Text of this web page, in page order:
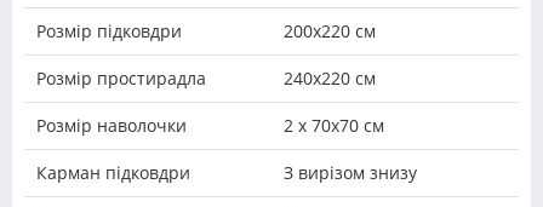
Розмір підковдри 200х220 см
Розмір простирадла 240х220 см
Розмір наволочки 2 х 70х70 см
Карман підковдри З вирізом знизу